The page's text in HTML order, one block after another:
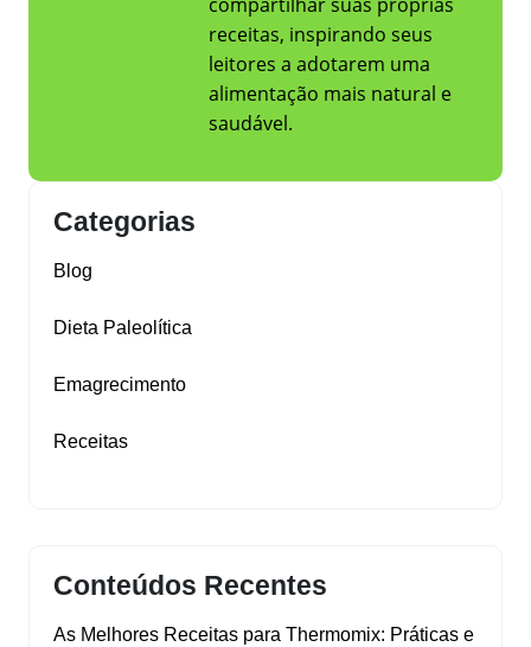
compartilhar suas próprias
receitas, inspirando seus
leitores a adotarem uma
alimentação mais natural e
saudável.
Categorias
Blog
Dieta Paleolítica
Emagrecimento
Receitas
Conteúdos Recentes
As Melhores Receitas para Thermomix: Práticas e